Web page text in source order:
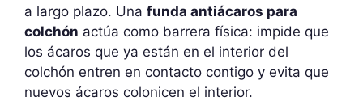
a largo plazo. Una funda antiácaros para
colchón actúa como barrera física: impide que
los ácaros que ya están en el interior del
colchón entren en contacto contigo y evita que
nuevos ácaros colonicen el interior.